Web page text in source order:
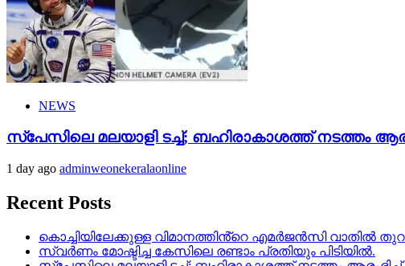
NEWS
സ്‌പേസിലെ മലയാളി ടച്ച്; ബഹിരാകാശത്ത് നടത്തം
1 day ago adminweonekeralaonline
Recent Posts
കൊച്ചിയിലേക്കുള്ള വിമാനത്തിൻ്റെ എമര്‍ജന്‍സി വാതില്‍
സ്വർണം മോഷ്ടിച്ച കേസിലെ രണ്ടാം പ്രതിയും പിടിയിൽ.